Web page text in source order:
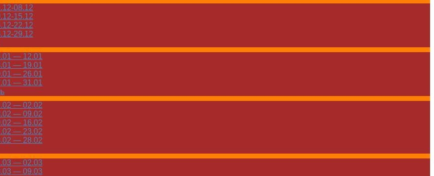
08.12
15.12
22.12
29.12
— 12.01
— 19.01
— 26.01
— 31.01
— 02.02
— 09.02
— 16.02
— 23.02
— 28.02
— 02.03
— 09.03